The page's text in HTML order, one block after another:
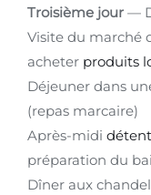
Troisième jour —
Visite du marché
acheter produits
Déjeuner dans
(repas marcaire)
Après-midi
préparation du
Dîner aux